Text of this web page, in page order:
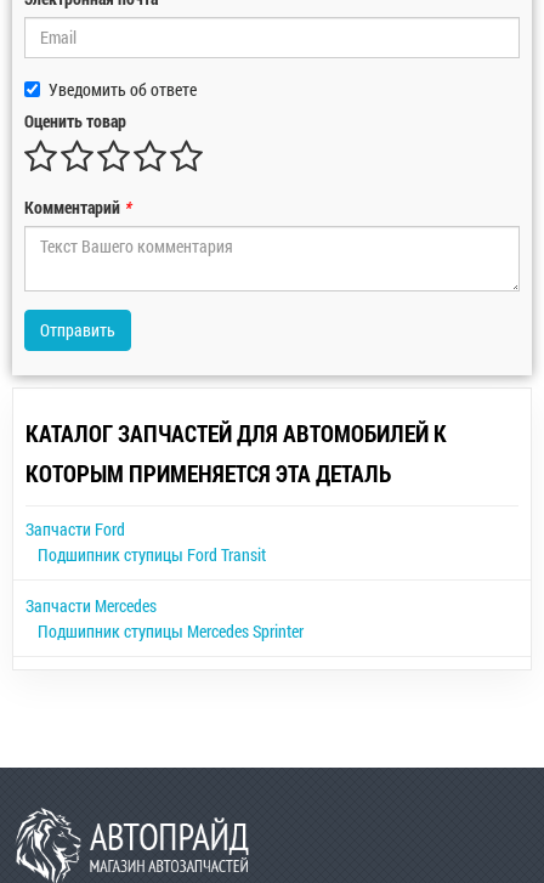
Уведомить об ответе
Оценить товар
Комментарий *
Отправить
КАТАЛОГ ЗАПЧАСТЕЙ ДЛЯ АВТОМОБИЛЕЙ К
КОТОРЫМ ПРИМЕНЯЕТСЯ ЭТА ДЕТАЛЬ
Запчасти Ford
Подшипник ступицы Ford Transit
Запчасти Mercedes
Подшипник ступицы Mercedes Sprinter